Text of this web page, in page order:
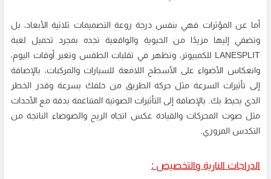
أما عن المؤثرات فهي بنفس درجة روعة التصميمات ثلاثية الأبعاد، بل
وتضفي إليها مزيدًا من الحيوية والواقعية تجده بمجرد تحميل لعبة
LANESPLIT للكمبيوتر، وتظهر في تقلبات الطقس وتغير أوقات اليوم،
وانعكاس الأضواء على الأسطح اللامعة للسيارات والمركبات، بالإضافة
إلى تأثيرات السرعة مثل حركة الطريق من خلفك بسرعة وقدر الخطر
الذي يحيط بك. بالإضافة إلى التأثيرات الصوتية المتناغمة بدقة مع الأحداث
مثل صوت المحركات والقيادة عكس اتجاه الريح والضوضاء الناتجة من
التكدس المروري.
الدراجات النارية والتخصيص :